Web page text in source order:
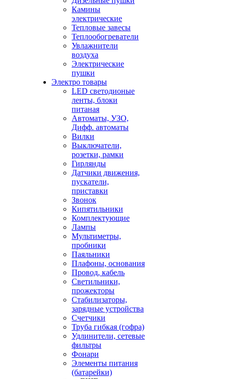
Камины
электрические
Тепловые завесы
Теплообогреватели
Увлажнители
воздуха
Электрические
пушки
Электро товары
LED светодионые
ленты, блоки
питаная
Автоматы, УЗО,
Дифф. автоматы
Вилки
Выключатели,
розетки, рамки
Гирлянды
Датчики движения,
пускатели,
приставки
Звонок
Кипятильники
Комплектующие
Лампы
Мультиметры,
пробники
Паяльники
Плафоны, основания
Провод, кабель
Светильники,
прожекторы
Стабилизаторы,
зарядные устройства
Счетчики
Труба гибкая (гофра)
Удлинители, сетевые
фильтры
Фонари
Элементы питания
(батарейки)